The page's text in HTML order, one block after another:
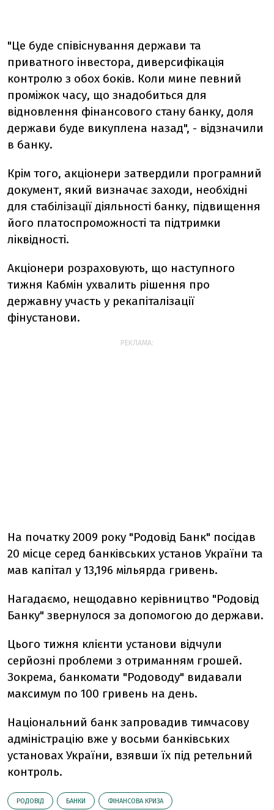
"Це буде співіснування держави та
приватного інвестора, диверсифікація
контролю з обох боків. Коли мине певний
проміжок часу, що знадобиться для
відновлення фінансового стану банку, доля
держави буде викуплена назад", - відзначили
в банку.
Крім того, акціонери затвердили програмний
документ, який визначає заходи, необхідні
для стабілізації діяльності банку, підвищення
його платоспроможності та підтримки
ліквідності.
Акціонери розраховують, що наступного
тижня Кабмін ухвалить рішення про
державну участь у рекапіталізації
фінустанови.
РЕКЛАМА:
На початку 2009 року "Родовід Банк" посідав
20 місце серед банківських установ України та
мав капітал у 13,196 мільярда гривень.
Нагадаємо, нещодавно керівництво "Родовід
Банку" звернулося за допомогою до держави.
Цього тижня клієнти установи відчули
серйозні проблеми з отриманням грошей.
Зокрема, банкомати "Родоводу" видавали
максимум по 100 гривень на день.
Національний банк запровадив тимчасову
адміністрацію вже у восьми банківських
установах України, взявши їх під ретельний
контроль.
РОДОВІД БАНКИ ФІНАНСОВА КРИЗА